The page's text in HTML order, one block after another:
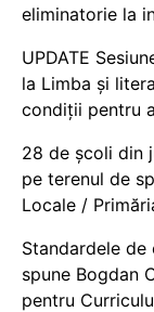
eliminatorie la
UPDATE
la Limba și
condiții pentru
28 de școli din
pe terenul de
Locale /
Standardele
spune Bogdan
pentru